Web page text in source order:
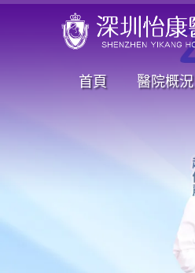
首頁 醫院概況